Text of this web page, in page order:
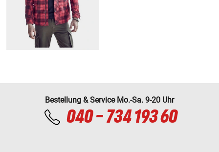
Bestellung & Service Mo.-Sa. 9-20 Uhr
040 - 734 193 60